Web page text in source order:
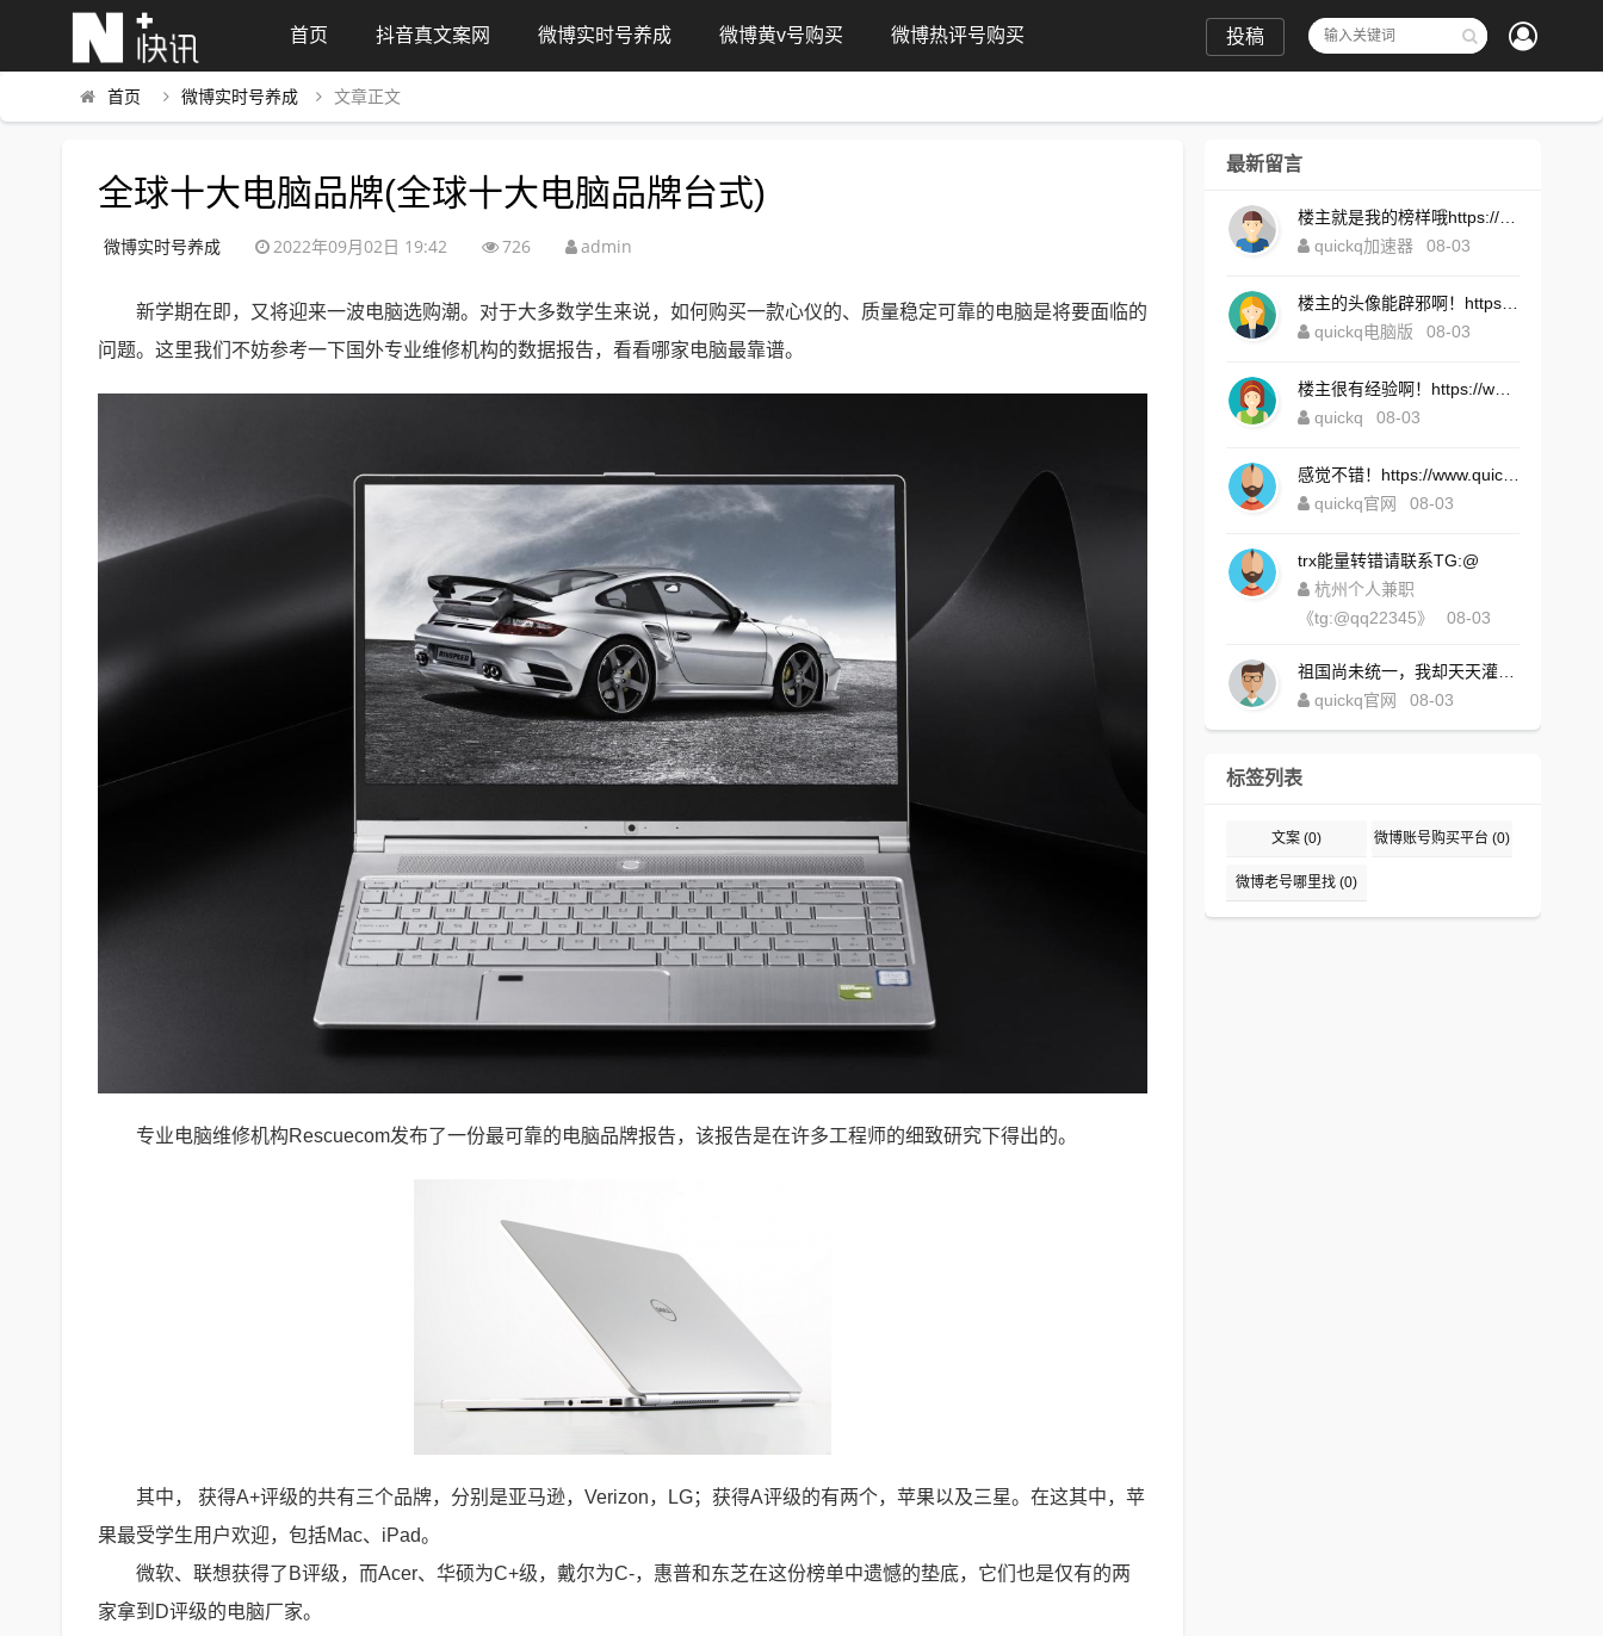
首页 抖音真文案网 微博实时号养成 微博黄v号购买 微博热评号购买 投稿
首页 微博实时号养成 文章正文
全球十大电脑品牌(全球十大电脑品牌台式)
微博实时号养成 2022年09月02日 19:42 726 admin
新学期在即，又将迎来一波电脑选购潮。对于大多数学生来说，如何购买一款心仪的、质量稳定可靠的电脑是将要面临的
问题。这里我们不妨参考一下国外专业维修机构的数据报告，看看哪家电脑最靠谱。
专业电脑维修机构Rescuecom发布了一份最可靠的电脑品牌报告，该报告是在许多工程师的细致研究下得出的。
其中， 获得A+评级的共有三个品牌，分别是亚马逊，Verizon，LG；获得A评级的有两个，苹果以及三星。在这其中，苹
果最受学生用户欢迎，包括Mac、iPad。
微软、联想获得了B评级，而Acer、华硕为C+级，戴尔为C-，惠普和东芝在这份榜单中遗憾的垫底，它们也是仅有的两
家拿到D评级的电脑厂家。
最新留言
quickq加速器
08-03
quickq电脑版
08-03
quickq
08-03
quickq官网
08-03
trx能量转错请联系TG:@
杭州个人兼职
《tg:@qq22345》
08-03
quickq官网
08-03
标签列表
文案 (0) 微博账号购买平台 (0)
微博老号哪里找 (0)